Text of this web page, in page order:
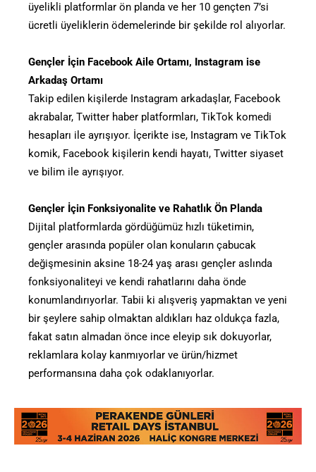
üyelikli platformlar ön planda ve her 10 gençten 7’si
ücretli üyeliklerin ödemelerinde bir şekilde rol alıyorlar.
Gençler İçin Facebook Aile Ortamı, Instagram ise
Arkadaş Ortamı
Takip edilen kişilerde Instagram arkadaşlar, Facebook
akrabalar, Twitter haber platformları, TikTok komedi
hesapları ile ayrışıyor. İçerikte ise, Instagram ve TikTok
komik, Facebook kişilerin kendi hayatı, Twitter siyaset
ve bilim ile ayrışıyor.
Gençler İçin Fonksiyonalite ve Rahatlık Ön Planda
Dijital platformlarda gördüğümüz hızlı tüketimin,
gençler arasında popüler olan konuların çabucak
değişmesinin aksine 18-24 yaş arası gençler aslında
fonksiyonaliteyi ve kendi rahatlarını daha önde
konumlandırıyorlar. Tabii ki alışveriş yapmaktan ve yeni
bir şeylere sahip olmaktan aldıkları haz oldukça fazla,
fakat satın almadan önce ince eleyip sık dokuyorlar,
reklamlara kolay kanmıyorlar ve ürün/hizmet
performansına daha çok odaklanıyorlar.